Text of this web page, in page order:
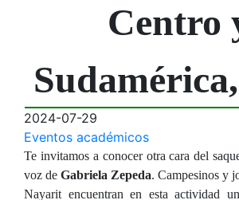
Centro
2024-07-29
Eventos académicos
Te invitamos a conocer otra cara del
voz de Gabriela Zepeda. Campesinos y
Nayarit encuentran en esta actividad